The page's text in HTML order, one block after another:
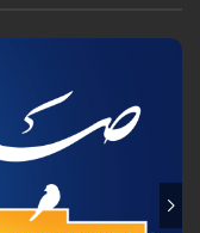
"صدرنا " برنامج وثائقي من